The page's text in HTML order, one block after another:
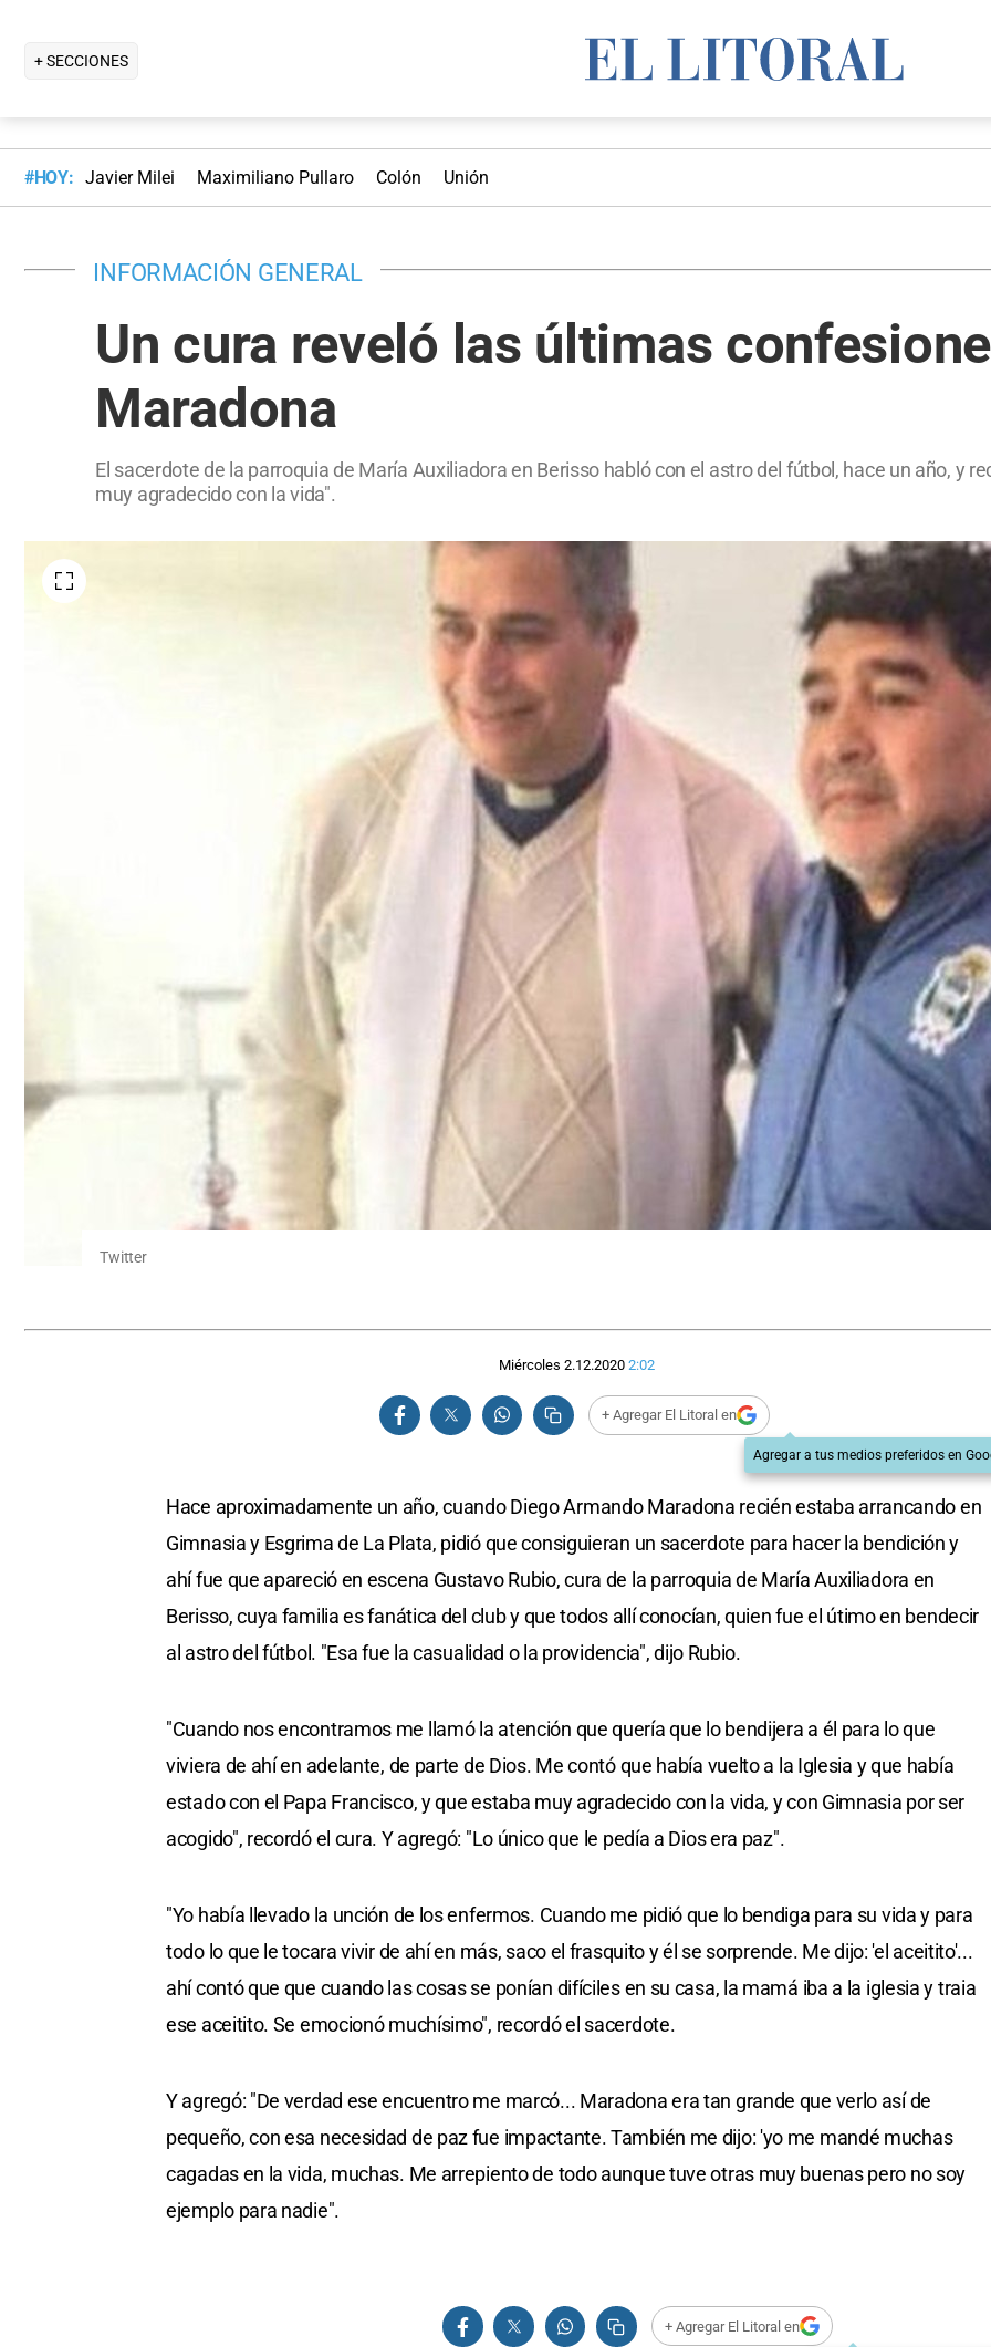
+ SECCIONES
#HOY: Javier Milei Maximiliano Pullaro Colón Unión
INFORMACIÓN GENERAL
Un cura reveló las últimas
Maradona
El sacerdote de la parroquia de María Auxiliadora en Berisso habló con el astro del fútbol, hace un año, y
muy agradecido con la vida".
Twitter
Miércoles 2.12.2020 2:02
+ Agregar El Litoral en
Agregar a tus medios preferidos en
Hace aproximadamente un año, cuando Diego Armando Maradona recién estaba arrancando en
Gimnasia y Esgrima de La Plata, pidió que consiguieran un sacerdote para hacer la bendición y
ahí fue que apareció en escena Gustavo Rubio, cura de la parroquia de María Auxiliadora en
Berisso, cuya familia es fanática del club y que todos allí conocían, quien fue el útimo en bendecir
al astro del fútbol. "Esa fue la casualidad o la providencia", dijo Rubio.
"Cuando nos encontramos me llamó la atención que quería que lo bendijera a él para lo que
viviera de ahí en adelante, de parte de Dios. Me contó que había vuelto a la Iglesia y que había
estado con el Papa Francisco, y que estaba muy agradecido con la vida, y con Gimnasia por ser
acogido", recordó el cura. Y agregó: "Lo único que le pedía a Dios era paz".
"Yo había llevado la unción de los enfermos. Cuando me pidió que lo bendiga para su vida y para
todo lo que le tocara vivir de ahí en más, saco el frasquito y él se sorprende. Me dijo: 'el aceitito'...
ahí contó que que cuando las cosas se ponían difíciles en su casa, la mamá iba a la iglesia y traia
ese aceitito. Se emocionó muchísimo", recordó el sacerdote.
Y agregó: "De verdad ese encuentro me marcó... Maradona era tan grande que verlo así de
pequeño, con esa necesidad de paz fue impactante. También me dijo: 'yo me mandé muchas
cagadas en la vida, muchas. Me arrepiento de todo aunque tuve otras muy buenas pero no soy
ejemplo para nadie".
+ Agregar El Litoral en